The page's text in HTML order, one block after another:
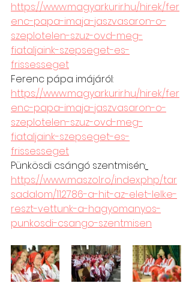
https://www.magyarkurir.hu/hirek/fer
enc-papa-imaja-jaszvasaron-o-
szeplotelen-szuz-ovd-meg-
fiataljaink-szepseget-es-
frissesseget
Ferenc pápa imájáról:
https://www.magyarkurir.hu/hirek/fer
enc-papa-imaja-jaszvasaron-o-
szeplotelen-szuz-ovd-meg-
fiataljaink-szepseget-es-
frissesseget
Pünkösdi csángó szentmisén:
https://www.maszol.ro/index.php/tar
sadalom/112786-a-hit-az-elet-lelke-
reszt-vettunk-a-hagyomanyos-
punkosdi-csango-szentmisen